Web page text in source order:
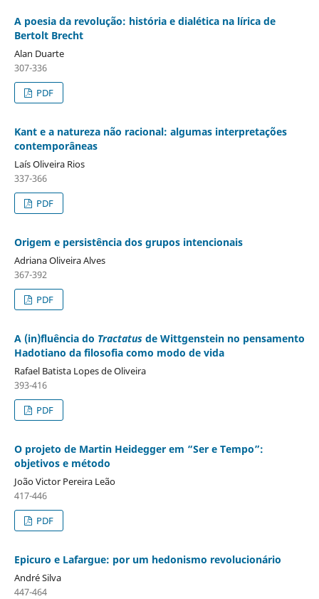
A poesia da revolução: história e dialética na lírica de
Bertolt Brecht
Alan Duarte
307-336
PDF
Kant e a natureza não racional: algumas interpretações
contemporâneas
Laís Oliveira Rios
337-366
PDF
Origem e persistência dos grupos intencionais
Adriana Oliveira Alves
367-392
PDF
A (in)fluência do Tractatus de Wittgenstein no pensamento
Hadotiano da filosofia como modo de vida
Rafael Batista Lopes de Oliveira
393-416
PDF
O projeto de Martin Heidegger em “Ser e Tempo”:
objetivos e método
João Victor Pereira Leão
417-446
PDF
Epicuro e Lafargue: por um hedonismo revolucionário
André Silva
447-464